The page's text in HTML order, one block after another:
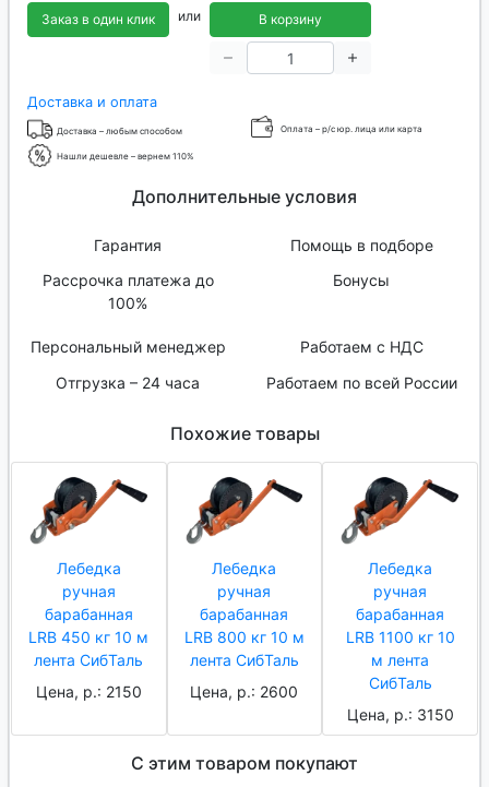
Заказ в один клик или В корзину
Доставка и оплата
Доставка – любым способом Оплата – р/с юр. лица или карта
Нашли дешевле – вернем 110%
Дополнительные условия
Гарантия
Помощь в подборе
Рассрочка платежа до
100%
Бонусы
Персональный менеджер
Работаем с НДС
Отгрузка – 24 часа
Работаем по всей России
Похожие товары
Лебедка
ручная
барабанная
LRB 450 кг 10 м
лента СибТаль
Цена, р.: 2150
Лебедка
ручная
барабанная
LRB 800 кг 10 м
лента СибТаль
Цена, р.: 2600
Лебедка
ручная
барабанная
LRB 1100 кг 10
м лента
СибТаль
Цена, р.: 3150
С этим товаром покупают